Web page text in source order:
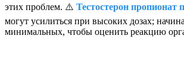
этих проблем. ⚠️ Тестостерон пропионат
могут усилиться при высоких дозах;
минимальных, чтобы оценить реакцию